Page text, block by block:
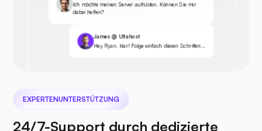
Ich möchte meinen Server aufrüsten. Können Sie mir
dabei helfen?
James @ Ultahost
Hey Ryan, klar! Folge einfach diesen Schritten...
EXPERTENUNTERSTÜTZUNG
24/7-Support durch dedizierte